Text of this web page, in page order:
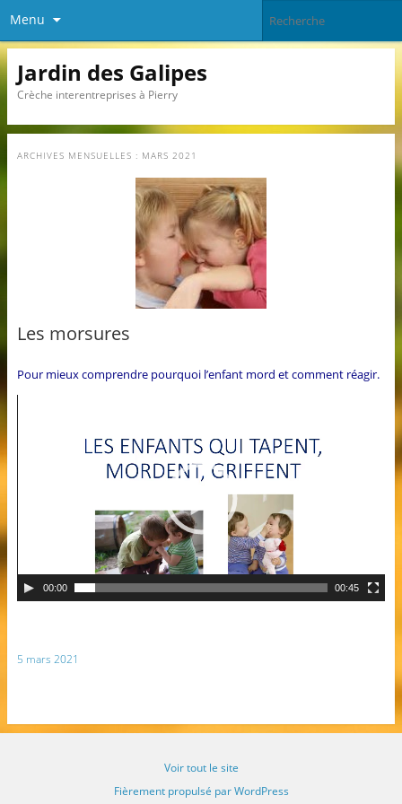
Menu
Jardin des Galipes
Crèche interentreprises à Pierry
ARCHIVES MENSUELLES : MARS 2021
Les morsures
Pour mieux comprendre pourquoi l’enfant mord et comment réagir.
00:00 00:45
5 mars 2021
Voir tout le site
Fièrement propulsé par WordPress